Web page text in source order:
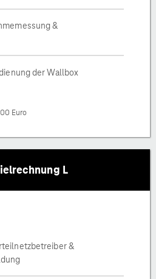
&
der Wallbox
Euro
L
&